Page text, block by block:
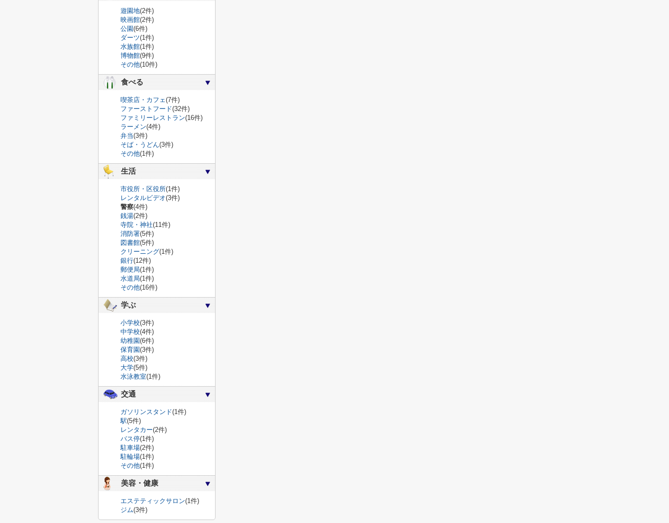
遊園地(2件)
映画館(2件)
公園(6件)
ダーツ(1件)
水族館(1件)
博物館(9件)
その他(10件)
食べる
喫茶店・カフェ(7件)
ファーストフード(32件)
ファミリーレストラン(16件)
ラーメン(4件)
弁当(3件)
そば・うどん(3件)
その他(1件)
生活
市役所・区役所(1件)
レンタルビデオ(3件)
警察(4件)
銭湯(2件)
寺院・神社(11件)
消防署(5件)
図書館(5件)
クリーニング(1件)
銀行(12件)
郵便局(1件)
水道局(1件)
その他(16件)
学ぶ
小学校(3件)
中学校(4件)
幼稚園(6件)
保育園(3件)
高校(3件)
大学(5件)
水泳教室(1件)
交通
ガソリンスタンド(1件)
駅(5件)
レンタカー(2件)
バス停(1件)
駐車場(2件)
駐輪場(1件)
その他(1件)
美容・健康
エステティックサロン(1件)
ジム(3件)